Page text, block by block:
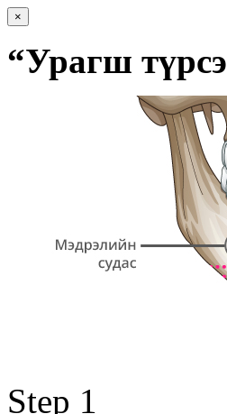
×
“Урагш
Step 1